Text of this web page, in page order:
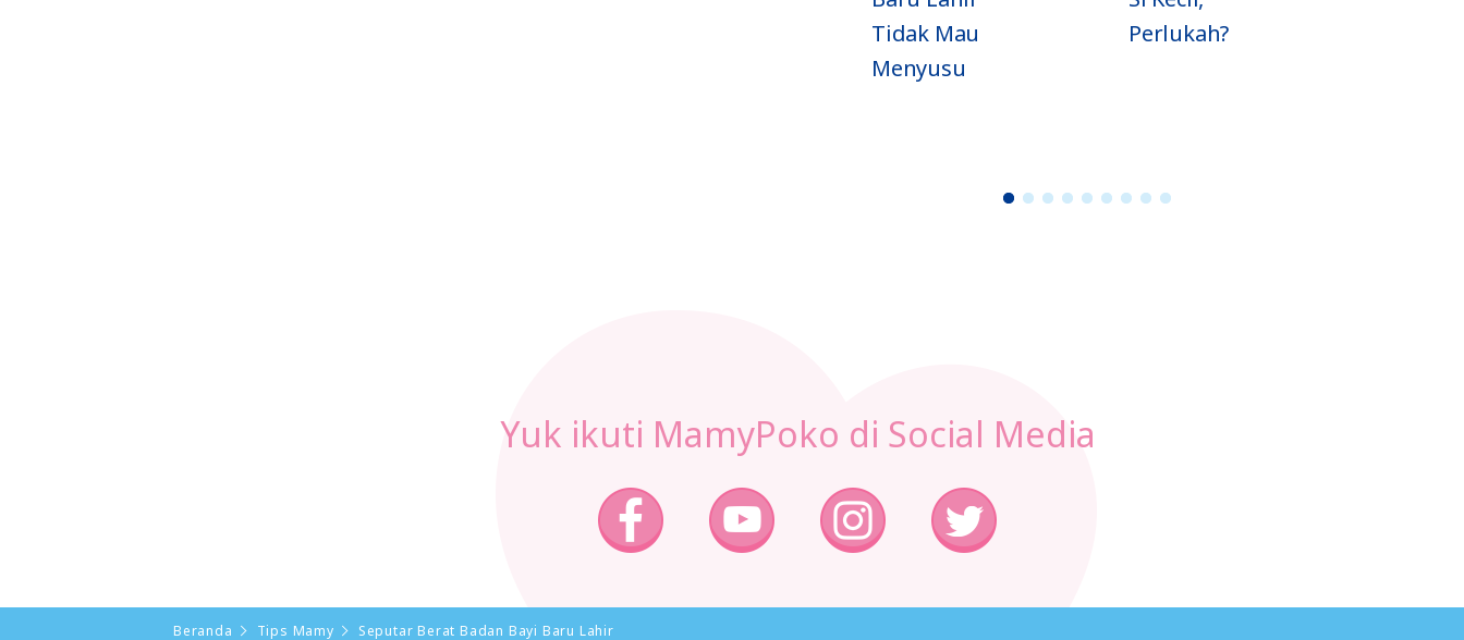
Perlukah?
1 2 3 4 5 6 7 8 9
Yuk ikuti MamyPoko di Social Media
Beranda Tips Mamy Seputar Berat Badan Bayi Baru Lahir